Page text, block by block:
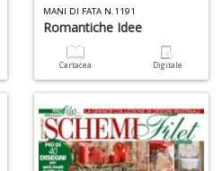
MANI DI FATA N.1191
Romantiche Idee
Cartacea Digitale